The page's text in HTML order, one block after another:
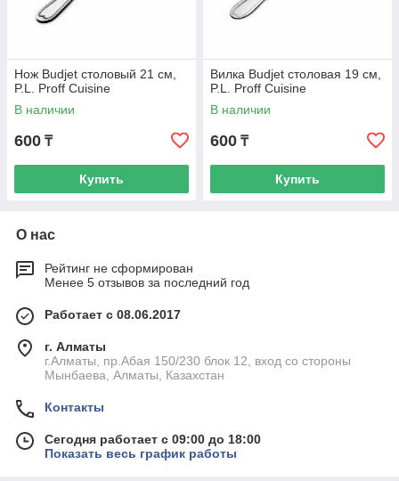
Нож Budjet столовый 21 см,
P.L. Proff Cuisine
В наличии
600 ₸
Купить
Вилка Budjet столовая 19 см,
P.L. Proff Cuisine
В наличии
600 ₸
Купить
О нас
Рейтинг не сформирован
Менее 5 отзывов за последний год
Работает с 08.06.2017
г. Алматы
г.Алматы, пр.Абая 150/230 блок 12, вход со стороны
Мынбаева, Алматы, Казахстан
Контакты
Сегодня работает с 09:00 до 18:00
Показать весь график работы